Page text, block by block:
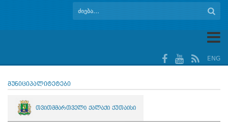
ENG
მუნიციპალიტეტები
თვითმმართველი ქალაქი ქუთაისი